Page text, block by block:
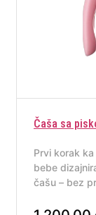
Čaša sa
Prvi korak ka
bebe
čašu – bez